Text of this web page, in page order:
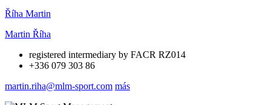
Říha Martin
Martin Říha
registered intermediary by FACR RZ014
+336 079 303 86
martin.riha@mlm-sport.com más